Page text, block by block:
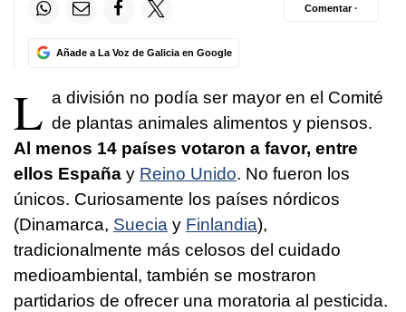
Añade a La Voz de Galicia en Google
Comentar ·
L a división no podía ser mayor en el Comité
de plantas animales alimentos y piensos.
Al menos 14 países votaron a favor, entre
ellos España y Reino Unido. No fueron los
únicos. Curiosamente los países nórdicos
(Dinamarca, Suecia y Finlandia),
tradicionalmente más celosos del cuidado
medioambiental, también se mostraron
partidarios de ofrecer una moratoria al pesticida.